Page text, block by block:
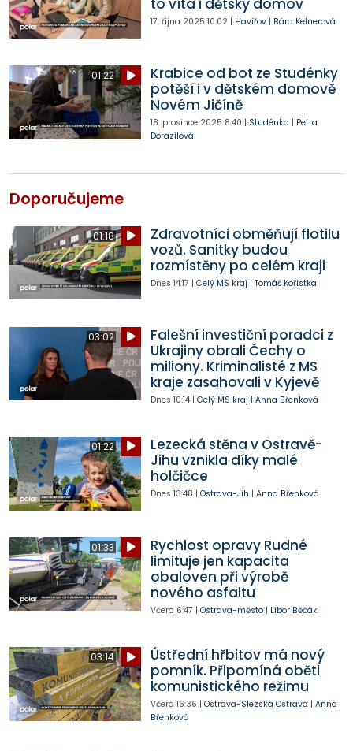
to vítá i dětský domov
17. října 2025 10:02| Havířov| Bára Kelnerová
01:22
Krabice od bot ze Studénky
potěší i v dětském domově
Novém Jičíně
18. prosince 2025 8:40 | Studénka | Petra
Dorazilová
Doporučujeme
01:18
Zdravotníci obměňují flotilu
vozů. Sanitky budou
rozmístěny po celém kraji
Dnes 14:17 | Celý MS kraj | Tomáš Kořistka
03:02
Falešní investiční poradci z
Ukrajiny obrali Čechy o
miliony. Kriminalisté z MS
kraje zasahovali v Kyjevě
Dnes 10:14| Celý MS kraj | Anna Břenková
01:22
Lezecká stěna v Ostravě-
Jihu vznikla díky malé
holčičce
Dnes 13:48 | Ostrava-Jih | Anna Břenková
01:33
Rychlost opravy Rudné
limituje jen kapacita
obaloven při výrobě
nového asfaltu
Včera 6:47 | Ostrava-město| Libor Běčák
03:14
Ústřední hřbitov má nový
pomník. Připomíná oběti
komunistického režimu
Včera 16:36 | Ostrava-Slezská Ostrava | Anna
Břenková